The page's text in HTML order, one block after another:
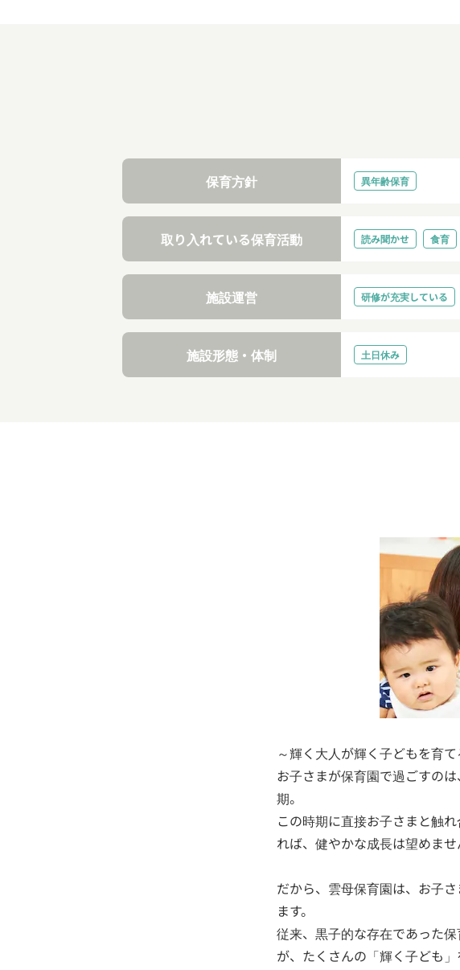
保育方針 異年齢保育
取り入れている保育活動 読み聞かせ 食育
施設運営 研修が充実している
施設形態・体制 土日休み
～輝く大人が輝く子どもを育て
お子さまが保育園で過ごすの
期。
この時期に直接お子さまと触
れば、健やかな成長は望めませ
だから、雲母保育園は、お子
ます。
従来、黒子的な存在であった
が、たくさんの「輝く子ども